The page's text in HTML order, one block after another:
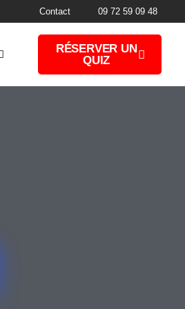
Contact 09 72 59 09 48
RÉSERVER UN
QUIZ